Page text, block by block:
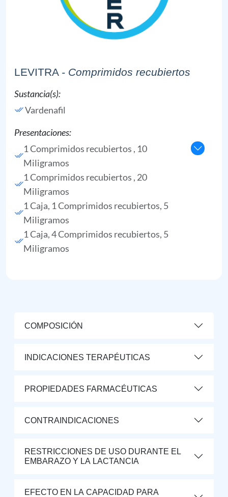
LEVITRA - Comprimidos recubiertos
Sustancia(s):
Vardenafil
Presentaciones:
1 Comprimidos recubiertos , 10
Miligramos
1 Comprimidos recubiertos , 20
Miligramos
1 Caja, 1 Comprimidos recubiertos, 5
Miligramos
1 Caja, 4 Comprimidos recubiertos, 5
Miligramos
COMPOSICIÓN
INDICACIONES TERAPÉUTICAS
PROPIEDADES FARMACÉUTICAS
CONTRAINDICACIONES
RESTRICCIONES DE USO DURANTE EL
EMBARAZO Y LA LACTANCIA
EFECTO EN LA CAPACIDAD PARA